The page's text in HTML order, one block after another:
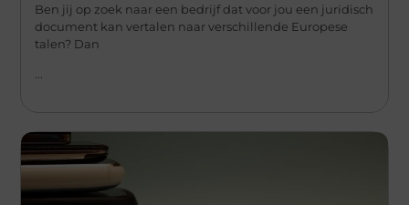
Ben jij op zoek naar een bedrijf dat voor jou een juridisch
document kan vertalen naar verschillende Europese
talen? Dan